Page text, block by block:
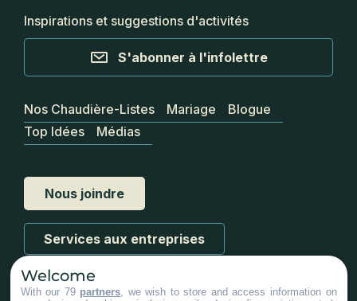
Inspirations et suggestions d'activités
S'abonner à l'infolettre
Nous joindre
Services aux entreprises
Nos Chaudière-Listes Mariage
Blogue
Top Idées
Médias
Welcome
With our 79 partners , we wish to store and access information on